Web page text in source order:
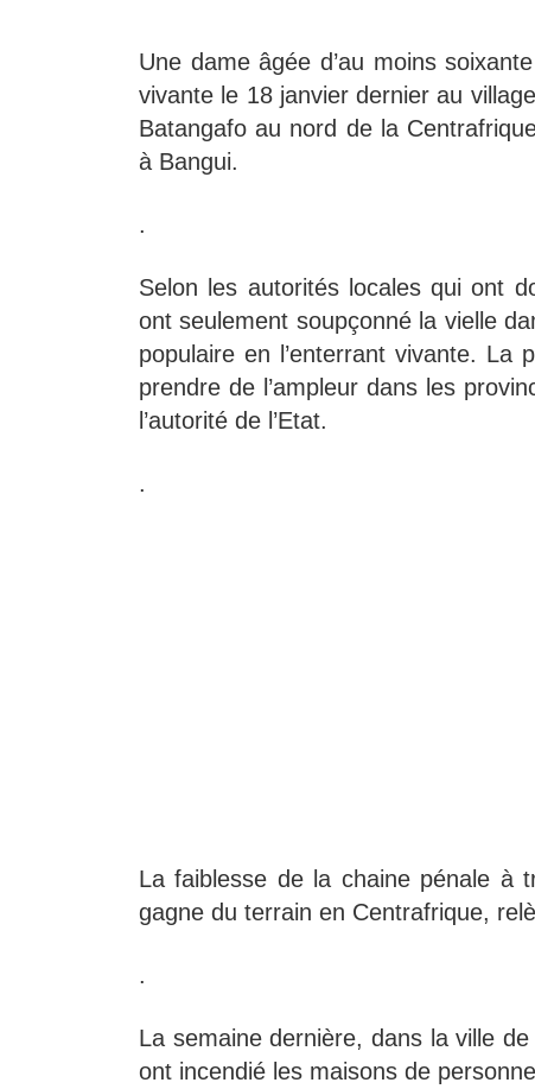
Une dame âgée d’au moins
vivante le 18 janvier dernier au
Batangafo au nord de la
à Bangui.
.
Selon les autorités locales qui ont
ont seulement soupçonné la vielle
populaire en l’enterrant vivante. La
prendre de l’ampleur dans les
l’autorité de l’Etat.
.
La faiblesse de la chaine pénale à
gagne du terrain en Centrafrique,
.
La semaine dernière, dans la ville
ont incendié les maisons de